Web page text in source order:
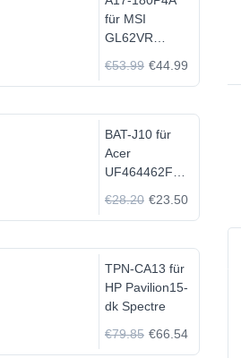
für MSI
GL62VR
€53.99 €44.99
BAT-J10 für
Acer
UF464462F
€28.20 €23.50
TPN-CA13 für
HP Pavilion15-
dk Spectre
€79.85 €66.54